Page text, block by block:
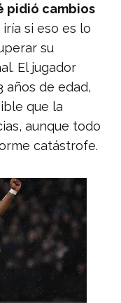
pidió cambios
si eso es lo
su
El jugador
años de edad,
que la
aunque todo
catástrofe.